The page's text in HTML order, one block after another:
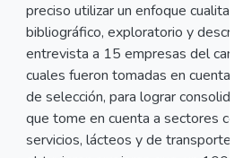
preciso utilizar un enfoque
bibliográfico, exploratorio y
entrevista a 15 empresas del
cuales fueron tomadas en cuenta
de selección, para lograr
que tome en cuenta a sectores
servicios, lácteos y de transporte.